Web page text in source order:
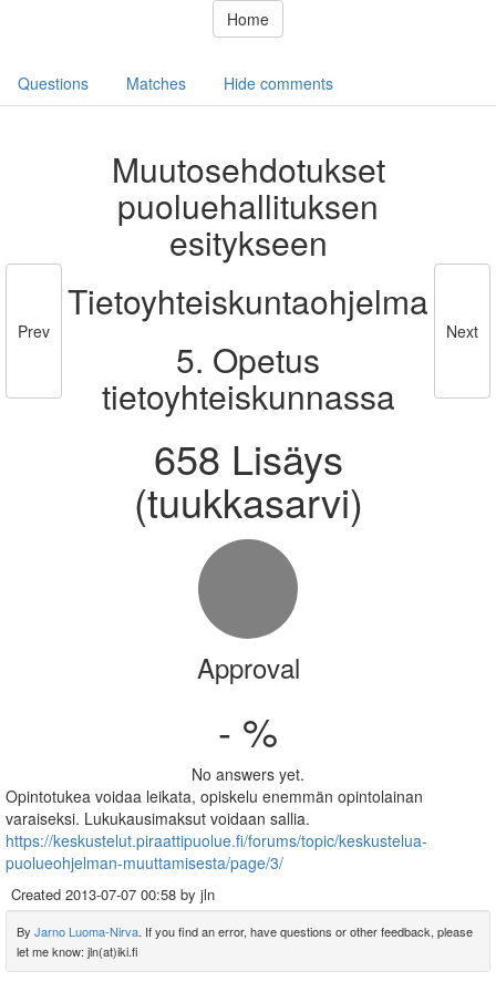
Home
Questions Matches Hide comments
Prev
Muutosehdotukset
puoluehallituksen
esitykseen
Tietoyhteiskuntaohjelma
5. Opetus
tietoyhteiskunnassa
658 Lisäys
(tuukkasarvi)
Next
Approval
- %
No answers yet.
Opintotukea voidaa leikata, opiskelu enemmän opintolainan
varaiseksi. Lukukausimaksut voidaan sallia.
https://keskustelut.piraattipuolue.fi/forums/topic/keskustelua-
puolueohjelman-muuttamisesta/page/3/
Created 2013-07-07 00:58 by jln
By Jarno Luoma-Nirva. If you find an error, have questions or other feedback, please
let me know: jln(at)iki.fi